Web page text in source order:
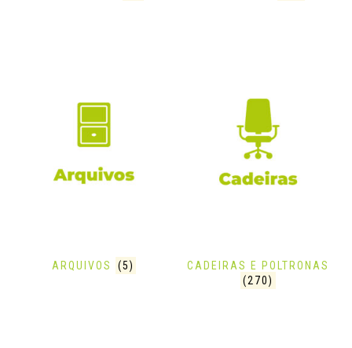
ARQUIVOS (5)
CADEIRAS E POLTRONAS
(270)